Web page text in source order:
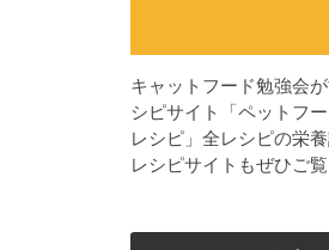
キャットフード勉強会
シピサイト「ペットフ
レシピ」全レシピの栄
レシピサイトもぜひご覧